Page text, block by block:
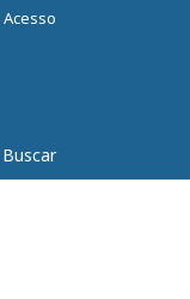
Buscar
Acesso